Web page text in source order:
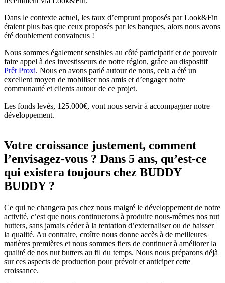
Dans le contexte actuel, les taux d’emprunt proposés par Look&Fin
étaient plus bas que ceux proposés par les banques, alors nous avons
été doublement convaincus !
Nous sommes également sensibles au côté participatif et de pouvoir
faire appel à des investisseurs de notre région, grâce au dispositif
Prêt Proxi. Nous en avons parlé autour de nous, cela a été un
excellent moyen de mobiliser nos amis et d’engager notre
communauté et clients autour de ce projet.
Les fonds levés, 125.000€, vont nous servir à accompagner notre
développement.
Votre croissance justement, comment
l’envisagez-vous ? Dans 5 ans, qu’est-ce
qui existera toujours chez BUDDY
BUDDY ?
Ce qui ne changera pas chez nous malgré le développement de notre
activité, c’est que nous continuerons à produire nous-mêmes nos nut
butters, sans jamais céder à la tentation d’externaliser ou de baisser
la qualité. Au contraire, croître nous donne accès à de meilleures
matières premières et nous sommes fiers de continuer à améliorer la
qualité de nos nut butters au fil du temps. Nous nous préparons déjà
sur ces aspects de production pour prévoir et anticiper cette
croissance.